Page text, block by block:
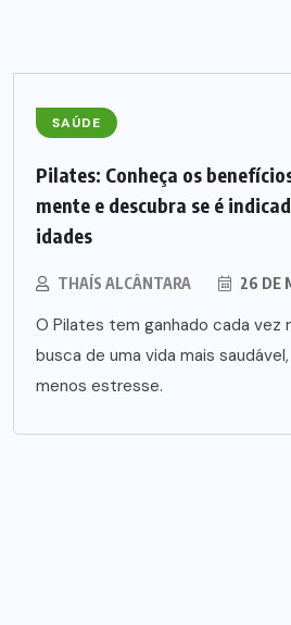
SAÚDE
Pilates: Conheça os
mente e descubra se é
idades
THAÍS ALCÂNTARA 26 DE
O Pilates tem ganhado cada vez
busca de uma vida mais
menos estresse.